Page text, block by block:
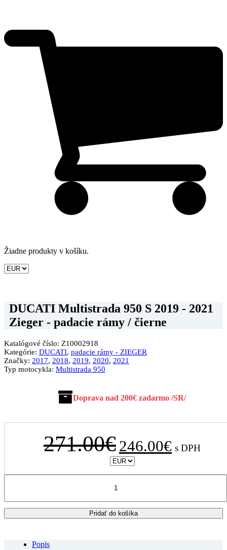
Žiadne produkty v košíku.
DUCATI Multistrada 950 S 2019 - 2021
Zieger - padacie rámy / čierne
Katalógové číslo: Z10002918
Kategórie: DUCATI, padacie rámy - ZIEGER
Značky: 2017, 2018, 2019, 2020, 2021
Typ motocykla: Multistrada 950
Doprava nad 200€ zadarmo /SR/
271.00€ cena
bola:
271.00€.
246.00€cena
246.00€.
s DPH
Pridať do košíka
Popis